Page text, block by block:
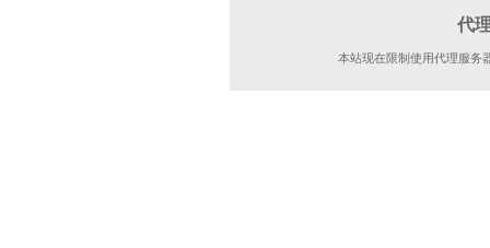
代
本站现在限制使用代理服务